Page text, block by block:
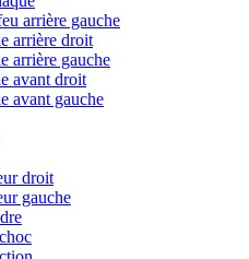
arrière gauche
arrière droit
arrière gauche
avant droit
avant gauche
droit
gauche